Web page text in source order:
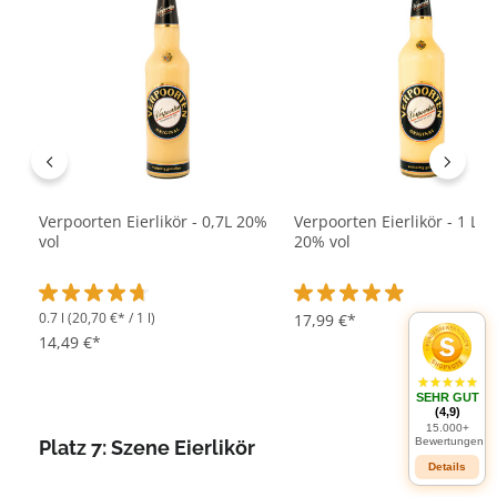
Verpoorten Eierlikör - 0,7L 20%
vol
Durchschnittliche Bewertung von 4.8 von 5 Sternen
0.7 l (20,70 €* / 1 l)
14,49 €*
Verpoorten Eierlikör - 1
20% vol
Durchschnittliche
17,99 €*
Platz 7: Szene Eierlikör
SEHR GUT
(4,9)
15.000+
Bewertungen
Details